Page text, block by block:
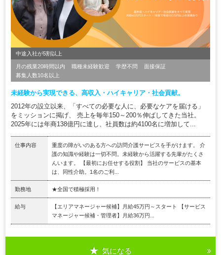
中途入社が5割以上
月の残業20時間以内 職種未経験歓迎 学歴不問
面接保証
募集人数10名以上
未経験から実現できる、高収入・ハイキャリア・社会貢献。
2012年の設立以来、「すべての必要な人に、必要なケアを届ける」
をミッションに掲げ、 売上を毎年150～200％伸ばしてきた当社。
2025年には年商138億円に達し、社員数は約4100名に増加して...
仕事内容
重度の障がいのある方への訪問介護サービスを手がけます。 介
護の知識や経験は一切不問。未経験から活躍する先輩がたくさ
んいます。 【最初にお任せする役割】 当社のサービスの基本
は、同性介助。1名のご利...
勤務地 ★全国で積極採用！
給与
【エリアマネージャー候補】月給45万円～スタート 【サービス
マネージャー候補・管理者】月給36万円...
気になる